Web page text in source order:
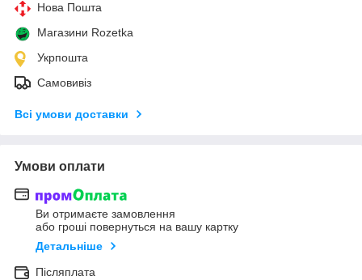
Нова Пошта
Магазини Rozetka
Укрпошта
Самовивіз
Всі умови доставки
Умови оплати
Ви отримаєте замовлення
або гроші повернуться на вашу картку
Детальніше
Післяплата